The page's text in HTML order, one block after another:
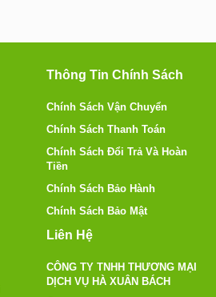
Thông Tin Chính Sách
Chính Sách Vận Chuyển
Chính Sách Thanh Toán
Chính Sách Đổi Trả Và Hoàn
Tiền
Chính Sách Bảo Hành
Chính Sách Bảo Mật
Liên Hệ
CÔNG TY TNHH THƯƠNG MẠI
DỊCH VỤ HÀ XUÂN BÁCH